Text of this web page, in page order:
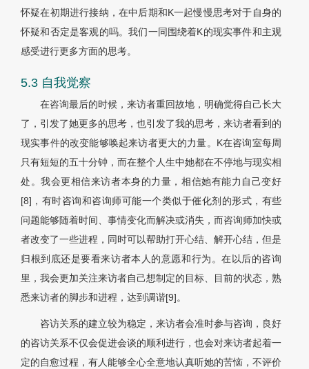
怀疑在初期进行接纳，在中后期和K一起慢慢思考对于自身的
怀疑和否定是客观的吗。我们一同围绕着K的现实事件和主观
感受进行更多方面的思考。
5.3 自我觉察
在咨询最后的时候，来访者重回故地，明确觉得自己长大
了，引发了她更多的思考，也引发了我的思考，来访者看到的
现实事件的改变能够唤起来访者更大的力量。K在咨询室每周
只有短短的五十分钟，而在整个人生中她都在不停地与现实相
处。我会更相信来访者本身的力量，相信她有能力自己变好
[8]，有时咨询和咨询师可能一个类似于催化剂的形式，有些
问题能够随着时间、事情变化而解决或消失，而咨询师加快或
者改变了一些进程，同时可以帮助打开心结、解开心结，但是
归根到底还是要看来访者本人的意愿和行为。在以后的咨询
里，我会更加关注来访者自己想制定的目标、目前的状态，熟
悉来访者的脚步和进程，达到调谐[9]。
咨访关系的建立较为稳定，来访者会准时参与咨询，良好
的咨访关系不仅会促进会谈的顺利进行，也会对来访者起着一
定的自愈过程，有人能够全心全意地认真听她的苦恼，不评价